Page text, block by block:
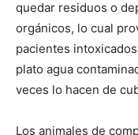
quedar residuos o
orgánicos, lo cual
pacientes
plato agua
veces lo hacen de
Los animales de